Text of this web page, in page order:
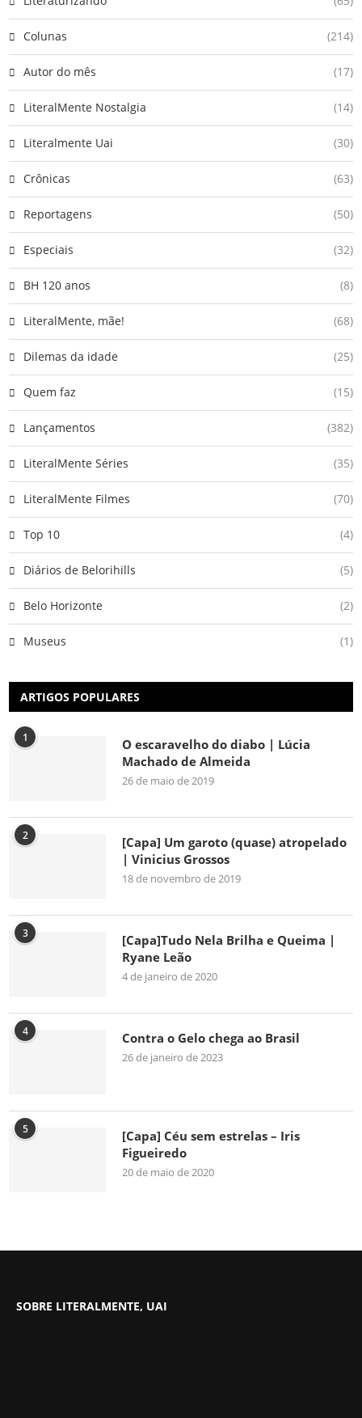
Colunas (214)
Autor do mês (17)
LiteralMente Nostalgia (14)
Literalmente Uai (30)
Crônicas (63)
Reportagens (50)
Especiais (32)
BH 120 anos (8)
LiteralMente, mãe! (68)
Dilemas da idade (25)
Quem faz (15)
Lançamentos (382)
LiteralMente Séries (35)
LiteralMente Filmes (70)
Top 10 (4)
Diários de Belorihills (5)
Belo Horizonte (2)
Museus (1)
ARTIGOS POPULARES
1
O escaravelho do diabo | Lúcia
Machado de Almeida
26 de maio de 2019
2
[Capa] Um garoto (quase) atropelado
| Vinicius Grossos
18 de novembro de 2019
3
[Capa]Tudo Nela Brilha e Queima |
Ryane Leão
4 de janeiro de 2020
4 Contra o Gelo chega ao Brasil
26 de janeiro de 2023
5
[Capa] Céu sem estrelas – Iris
Figueiredo
20 de maio de 2020
SOBRE LITERALMENTE, UAI